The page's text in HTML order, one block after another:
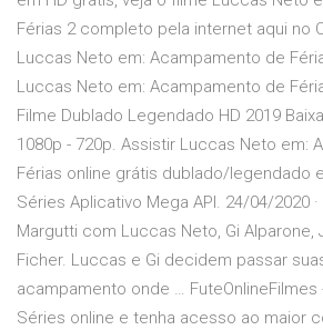
Férias 2 completo pela internet aqui no
Luccas Neto em: Acampamento de
Luccas Neto em: Acampamento de
Filme Dublado Legendado HD 2019
1080p - 720p. Assistir Luccas Neto em:
Férias online grátis dublado/legendado
Séries Aplicativo Mega API. 24/04/2020
Margutti com Luccas Neto, Gi Alparone,
Ficher. Luccas e Gi decidem passar
acampamento onde … FuteOnlineFilmes
Séries online e tenha acesso ao maior